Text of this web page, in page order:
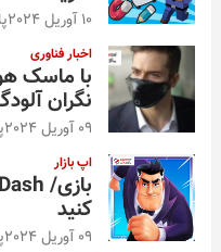
10 آوریل 2024
اخبار فناوری
با ماسک
نگران
09 آوریل 2024
اپ بازار
کنید
09 آوریل 2024